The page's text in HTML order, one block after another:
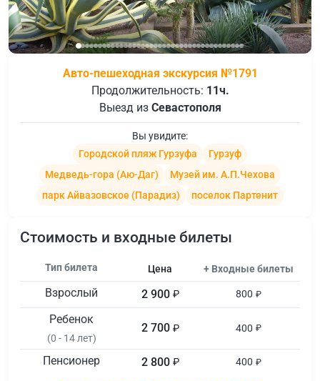
Авто-пешеходная экскурсия №1791
Продолжительность: 11ч.
Выезд из Севастополя
Вы увидите:
Городской пляж Гурзуфа
Гурзуф
Медведь-гора (Аю-Даг)
Музей им. А.П.Чехова
парк Айвазовское (Парадиз)
поселок Партенит
Стоимость и входные билеты
Тип билета Цена + Входные билеты
Взрослый 2 900 ₽ 800 ₽
Ребенок
(0 - 14 лет)
2 700 ₽ 400 ₽
Пенсионер 2 800 ₽ 400 ₽